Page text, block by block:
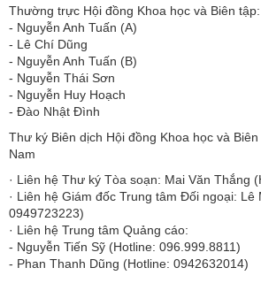
Thường trực Hội đồng Khoa học và Biên tập:
​​​​​​- Nguyễn Anh Tuấn (A)
- Lê Chí Dũng
- Nguyễn Anh Tuấn (B)
- Nguyễn Thái Sơn
- Nguyễn Huy Hoạch
- Đào Nhật Đình
Thư ký Biên dịch Hội đồng Khoa học và
Nam
· Liên hệ Thư ký Tòa soạn: Mai Văn Thắng
· Liên hệ Giám đốc Trung tâm Đối ngoại: Lê
0949723223)
· Liên hệ Trung tâm Quảng cáo:
- Nguyễn Tiến Sỹ (Hotline: 096.999.8811)
- Phan Thanh Dũng (Hotline: 0942632014)